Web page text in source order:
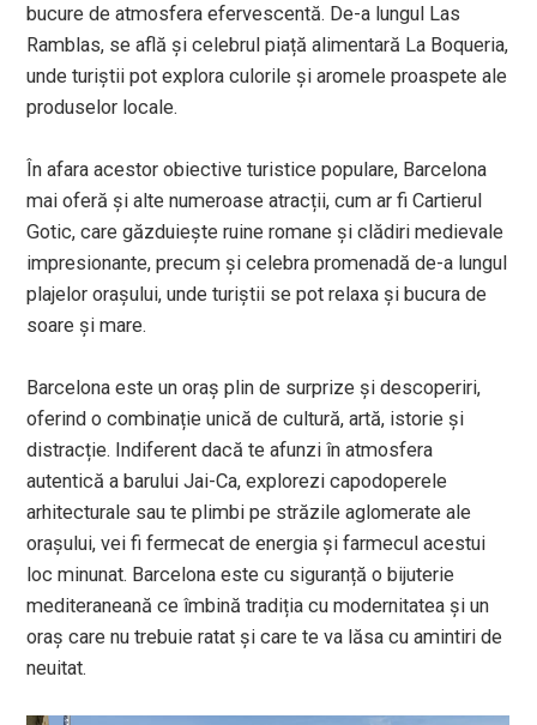
bucure de atmosfera efervescentă. De-a lungul Las
Ramblas, se află și celebrul piață alimentară La Boqueria,
unde turiștii pot explora culorile și aromele proaspete ale
produselor locale.
În afara acestor obiective turistice populare, Barcelona
mai oferă și alte numeroase atracții, cum ar fi Cartierul
Gotic, care găzduiește ruine romane și clădiri medievale
impresionante, precum și celebra promenadă de-a lungul
plajelor orașului, unde turiștii se pot relaxa și bucura de
soare și mare.
Barcelona este un oraș plin de surprize și descoperiri,
oferind o combinație unică de cultură, artă, istorie și
distracție. Indiferent dacă te afunzi în atmosfera
autentică a barului Jai-Ca, explorezi capodoperele
arhitecturale sau te plimbi pe străzile aglomerate ale
orașului, vei fi fermecat de energia și farmecul acestui
loc minunat. Barcelona este cu siguranță o bijuterie
mediteraneană ce îmbină tradiția cu modernitatea și un
oraș care nu trebuie ratat și care te va lăsa cu amintiri de
neuitat.